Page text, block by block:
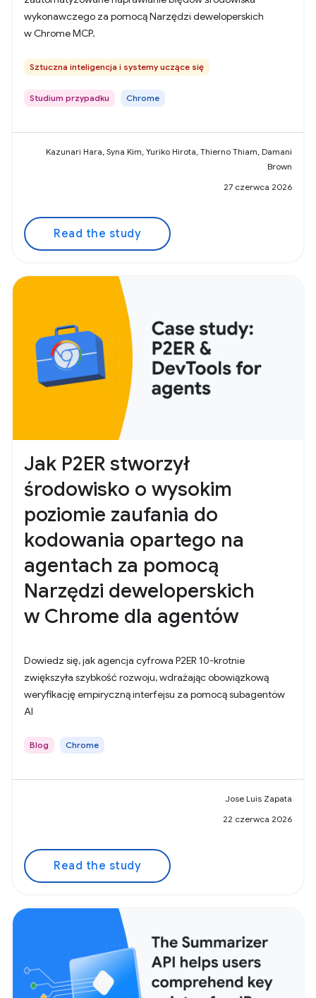
wykonawczego za pomocą Narzędzi deweloperskich
w Chrome MCP.
Sztuczna inteligencja i systemy uczące się
Studium przypadku Chrome
Kazunari Hara, Syna Kim, Yuriko Hirota, Thierno Thiam, Damani
Brown
27 czerwca 2026
Read the study
Jak P2ER stworzył
środowisko o wysokim
poziomie zaufania do
kodowania opartego na
agentach za pomocą
Narzędzi deweloperskich
w Chrome dla agentów
Dowiedz się, jak agencja cyfrowa P2ER 10-krotnie
zwiększyła szybkość rozwoju, wdrażając obowiązkową
weryfikację empiryczną interfejsu za pomocą subagentów
AI
Blog Chrome
Jose Luis Zapata
22 czerwca 2026
Read the study